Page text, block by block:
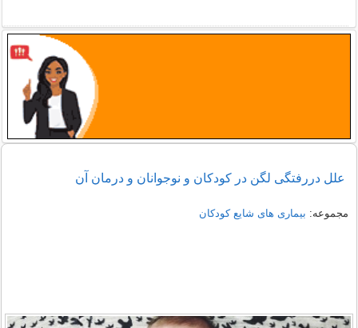
علل دررفتگی لگن در کودکان و نوجوانان و درمان آن
مجموعه: بیماری های شایع کودکان